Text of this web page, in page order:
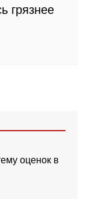
грязнее
оценок в